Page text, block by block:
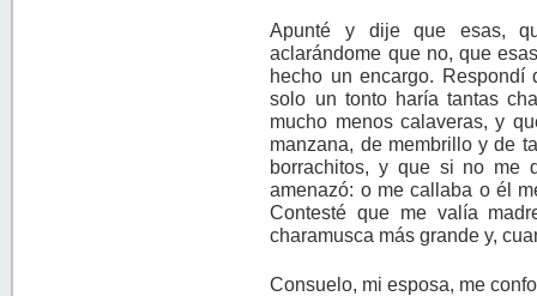
Apunté y dije que esas,
aclarándome que no, que
hecho un encargo.
solo un tonto haría tantas
mucho menos calaveras, y
manzana, de membrillo y de
borrachitos, y que si no me
amenazó: o me callaba o él
Contesté que me valía
charamusca más grande y,
Consuelo, mi esposa, me